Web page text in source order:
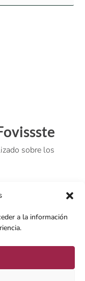
a la información
sobre los